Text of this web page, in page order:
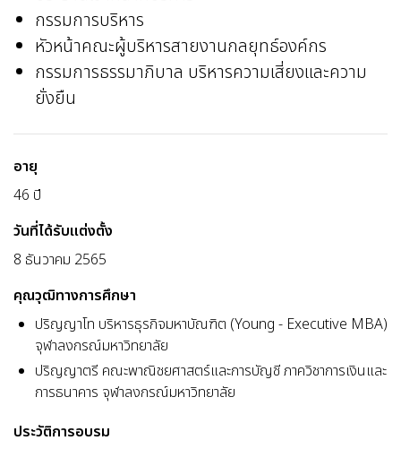
กรรมการบริหาร
หัวหน้าคณะผู้บริหารสายงานกลยุทธ์องค์กร
กรรมการธรรมาภิบาล บริหารความเสี่ยงและความ
ยั่งยืน
อายุ
46 ปี
วันที่ได้รับแต่งตั้ง
8 ธันวาคม 2565
คุณวุฒิทางการศึกษา
ปริญญาโท บริหารธุรกิจมหาบัณฑิต (Young - Executive MBA)
จุฬาลงกรณ์มหาวิทยาลัย
ปริญญาตรี คณะพาณิชยศาสตร์และการบัญชี ภาควิชาการเงินและ
การธนาคาร จุฬาลงกรณ์มหาวิทยาลัย
ประวัติการอบรม